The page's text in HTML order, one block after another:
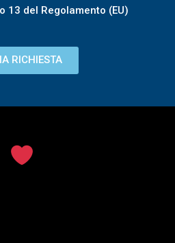
13 del Regolamento (EU)
RICHIESTA